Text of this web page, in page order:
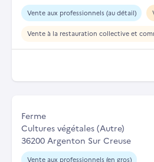
Vente aux professionnels (au détail)
Vente à la restauration collective et
Ferme
Cultures végétales (Autre)
36200 Argenton Sur Creuse
Vente aux professionnels (en gros)